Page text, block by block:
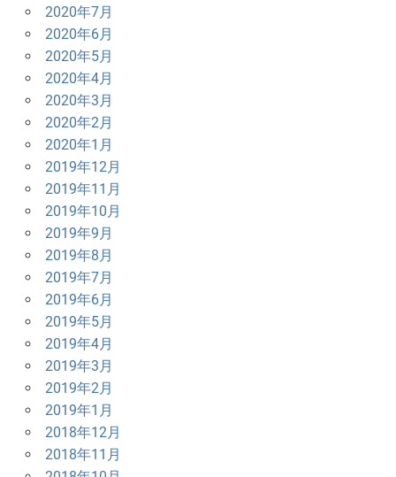
2020年7月
2020年6月
2020年5月
2020年4月
2020年3月
2020年2月
2020年1月
2019年12月
2019年11月
2019年10月
2019年9月
2019年8月
2019年7月
2019年6月
2019年5月
2019年4月
2019年3月
2019年2月
2019年1月
2018年12月
2018年11月